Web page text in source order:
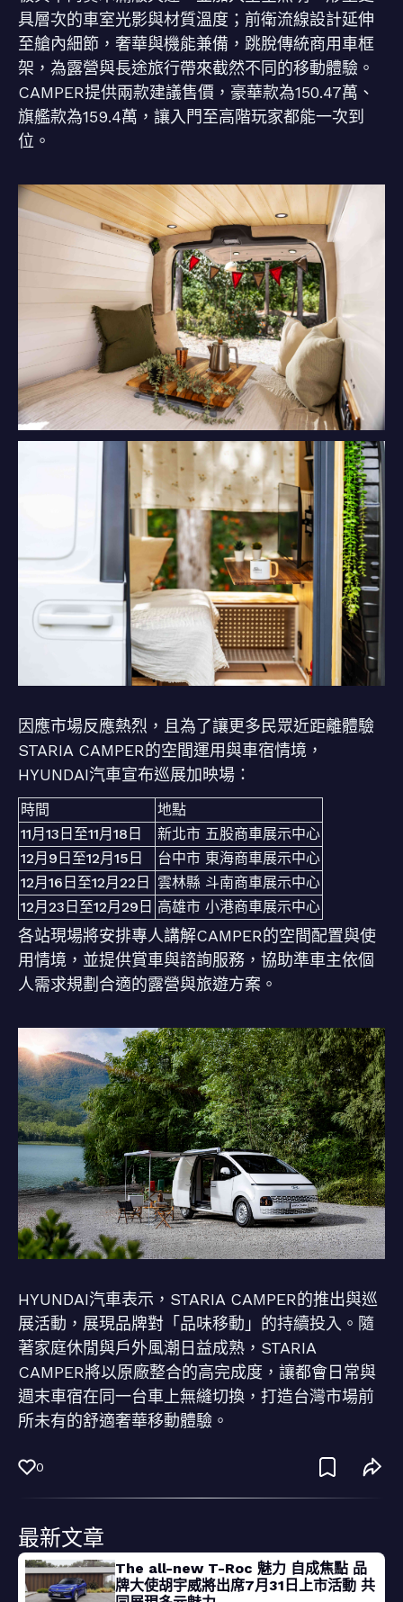
具層次的車室光影與材質溫度；前衛流線設計延伸
至艙內細節，奢華與機能兼備，跳脫傳統商用車框
架，為露營與長途旅行帶來截然不同的移動體驗。
CAMPER提供兩款建議售價，豪華款為150.47萬、
旗艦款為159.4萬，讓入門至高階玩家都能一次到
位。
因應市場反應熱烈，且為了讓更多民眾近距離體驗
STARIA CAMPER的空間運用與車宿情境，
HYUNDAI汽車宣布巡展加映場：
時間
地點
11月13日至11月18日
新北市 五股商車展示中心
12月9日至12月15日
台中市 東海商車展示中心
12月16日至12月22日
雲林縣 斗南商車展示中心
12月23日至12月29日 高雄市 小港商車展示中心
各站現場將安排專人講解CAMPER的空間配置與使
用情境，並提供賞車與諮詢服務，協助準車主依個
人需求規劃合適的露營與旅遊方案。
HYUNDAI汽車表示，STARIA CAMPER的推出與巡
展活動，展現品牌對「品味移動」的持續投入。隨
著家庭休閒與戶外風潮日益成熟，STARIA
CAMPER將以原廠整合的高完成度，讓都會日常與
週末車宿在同一台車上無縫切換，打造台灣市場前
所未有的舒適奢華移動體驗。
0
最新文章
The all-new T-Roc 魅力 自成焦點 品
牌大使胡宇威將出席7月31日上市活動 共